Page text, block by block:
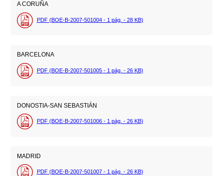
A CORUÑA
PDF (BOE-B-2007-501004 - 1 pág. - 28 KB)
BARCELONA
PDF (BOE-B-2007-501005 - 1 pág. - 26 KB)
DONOSTIA-SAN SEBASTIÁN
PDF (BOE-B-2007-501006 - 1 pág. - 26 KB)
MADRID
PDF (BOE-B-2007-501007 - 1 pág. - 26 KB)